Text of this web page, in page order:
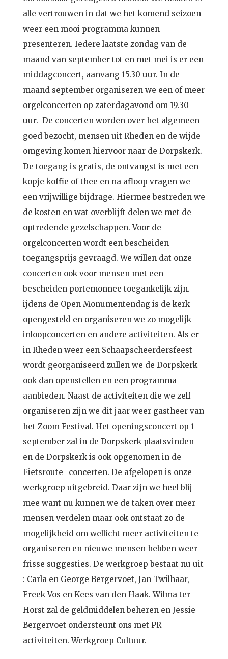
alle vertrouwen in dat we het komend seizoen
weer een mooi programma kunnen
presenteren. Iedere laatste zondag van de
maand van september tot en met mei is er een
middagconcert, aanvang 15.30 uur. In de
maand september organiseren we een of meer
orgelconcerten op zaterdagavond om 19.30
uur. De concerten worden over het algemeen
goed bezocht, mensen uit Rheden en de wijde
omgeving komen hiervoor naar de Dorpskerk.
De toegang is gratis, de ontvangst is met een
kopje koffie of thee en na afloop vragen we
een vrijwillige bijdrage. Hiermee bestreden we
de kosten en wat overblijft delen we met de
optredende gezelschappen. Voor de
orgelconcerten wordt een bescheiden
toegangsprijs gevraagd. We willen dat onze
concerten ook voor mensen met een
bescheiden portemonnee toegankelijk zijn.
ijdens de Open Monumentendag is de kerk
opengesteld en organiseren we zo mogelijk
inloopconcerten en andere activiteiten. Als er
in Rheden weer een Schaapscheerdersfeest
wordt georganiseerd zullen we de Dorpskerk
ook dan openstellen en een programma
aanbieden. Naast de activiteiten die we zelf
organiseren zijn we dit jaar weer gastheer van
het Zoom Festival. Het openingsconcert op 1
september zal in de Dorpskerk plaatsvinden
en de Dorpskerk is ook opgenomen in de
Fietsroute- concerten. De afgelopen is onze
werkgroep uitgebreid. Daar zijn we heel blij
mee want nu kunnen we de taken over meer
mensen verdelen maar ook ontstaat zo de
mogelijkheid om wellicht meer activiteiten te
organiseren en nieuwe mensen hebben weer
frisse suggesties. De werkgroep bestaat nu uit
: Carla en George Bergervoet, Jan Twilhaar,
Freek Vos en Kees van den Haak. Wilma ter
Horst zal de geldmiddelen beheren en Jessie
Bergervoet ondersteunt ons met PR
activiteiten. Werkgroep Cultuur.